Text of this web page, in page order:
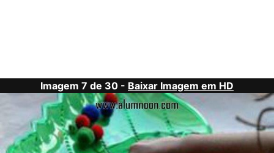
Imagem 7 de 30 - Baixar Imagem em HD